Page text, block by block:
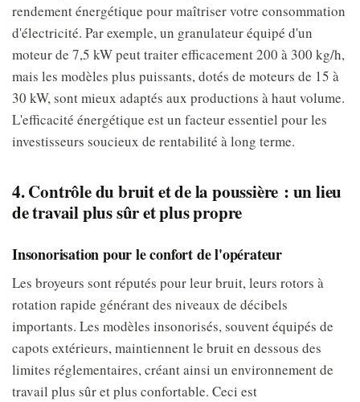
rendement énergétique pour maîtriser votre consommation
d'électricité. Par exemple, un granulateur équipé d'un
moteur de 7,5 kW peut traiter efficacement 200 à 300 kg/h,
mais les modèles plus puissants, dotés de moteurs de 15 à
30 kW, sont mieux adaptés aux productions à haut volume.
L'efficacité énergétique est un facteur essentiel pour les
investisseurs soucieux de rentabilité à long terme.
4. Contrôle du bruit et de la poussière : un lieu
de travail plus sûr et plus propre
Insonorisation pour le confort de l'opérateur
Les broyeurs sont réputés pour leur bruit, leurs rotors à
rotation rapide générant des niveaux de décibels
importants. Les modèles insonorisés, souvent équipés de
capots extérieurs, maintiennent le bruit en dessous des
limites réglementaires, créant ainsi un environnement de
travail plus sûr et plus confortable. Ceci est